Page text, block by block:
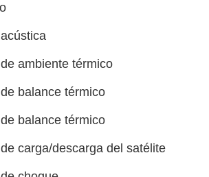
ambiente térmico
balance térmico
balance térmico
carga/descarga del satélite